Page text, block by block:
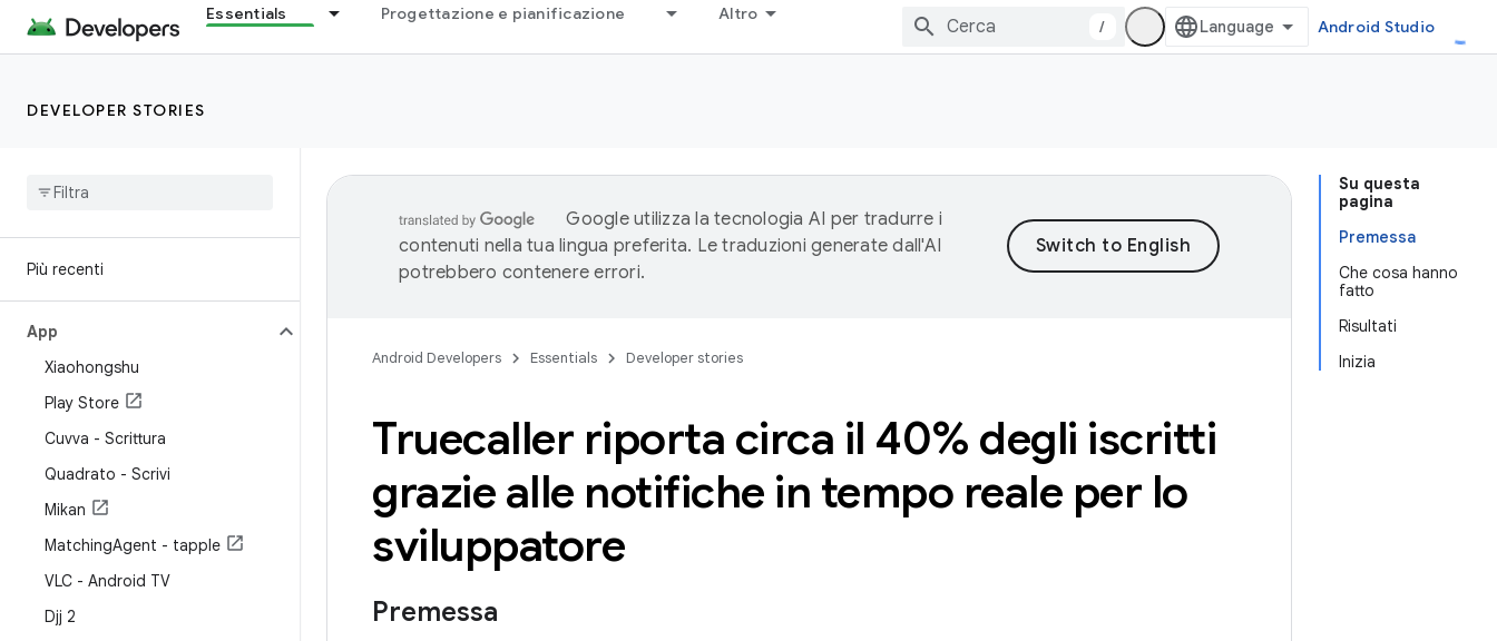
Essentials Progettazione e pianificazione Altro
/ Android Studio
DEVELOPER STORIES
Più recenti
App
Xiaohongshu
Play Store
Cuvva - Scrittura
Quadrato - Scrivi
Mikan
MatchingAgent - tapple
VLC - Android TV
Djj 2
Su questa
pagina
Premessa
Che cosa hanno
fatto
Risultati
Inizia
Google utilizza la tecnologia AI per tradurre i
contenuti nella tua lingua preferita. Le traduzioni generate dall'AI
potrebbero contenere errori.
Android Developers Essentials Developer stories
Truecaller riporta circa il 40% degli iscritti
grazie alle notifiche in tempo reale per lo
sviluppatore
Premessa